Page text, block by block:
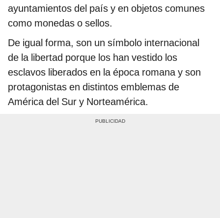
ayuntamientos del país y en objetos comunes
como monedas o sellos.
De igual forma, son un símbolo internacional
de la libertad porque los han vestido los
esclavos liberados en la época romana y son
protagonistas en distintos emblemas de
América del Sur y Norteamérica.